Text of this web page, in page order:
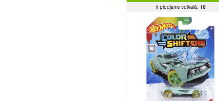
Ir pieejams veikalā: 10